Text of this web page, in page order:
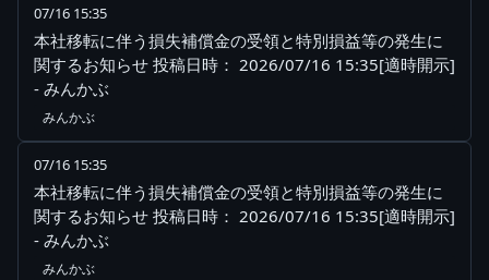
07/16 15:35
本社移転に伴う損失補償金の受領と特別損益等の発生に
関するお知らせ 投稿日時： 2026/07/16 15:35[適時開示]
- みんかぶ
みんかぶ
07/16 15:35
本社移転に伴う損失補償金の受領と特別損益等の発生に
関するお知らせ 投稿日時： 2026/07/16 15:35[適時開示]
- みんかぶ
みんかぶ